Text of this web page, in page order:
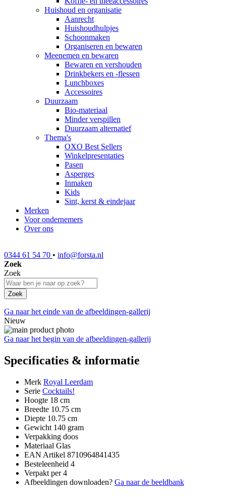
Huishoud en organisatie
Aanrecht
Huishoudhulpjes
Schoonmaken
Organiseren en bewaren
Meenemen en bewaren
Bewaren en vershouden
Drinkbekers en -flessen
Lunchboxes
Accessoires
Duurzaam
Bio-materiaal
Minder verspillen
Duurzaam alternatief
Thema's
OXO Best Sellers
Winkelpresentaties
Pasen
Asperges
Inmaken
Kids
Sint, kerst & eindejaar
Merken
Voor ondernemers
Over ons
0344 61 54 70 • info@forsta.nl
Zoek
Zoek
Zoek
Ga naar het einde van de afbeeldingen-gallerij
Nieuw
Ga naar het begin van de afbeeldingen-gallerij
Specificaties & informatie
Merk Royal Leerdam
Serie Cocktails!
Hoogte 18 cm
Breedte 10.75 cm
Diepte 10.75 cm
Gewicht 140 gram
Verpakking doos
Materiaal Glas
EAN Artikel 8710964841435
Besteleenheid 4
Verpakt per 4
Afbeeldingen downloaden? Ga naar de beeldbank